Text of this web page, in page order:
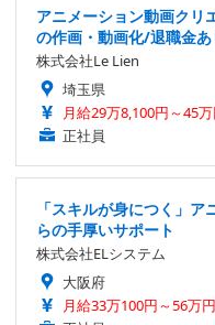
アニメーション動画ク
の作画・動画化/退職金あ
株式会社Le Lien
埼玉県
月給29万8,100円～45
正社員
「スキルが身につく」
らの手厚いサポート
株式会社ELシステム
大阪府
月給33万100円～56万円